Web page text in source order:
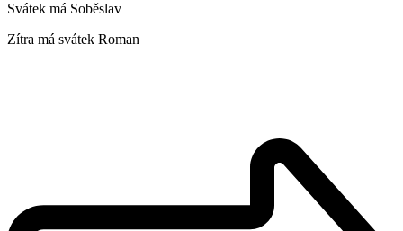
Svátek má Soběslav
Zítra má svátek Roman